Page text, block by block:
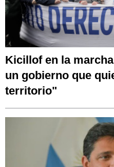
Kicillof en la
un gobierno que
territorio"